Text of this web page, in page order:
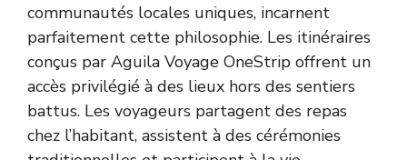
communautés locales uniques, incarnent
parfaitement cette philosophie. Les itinéraires
conçus par Aguila Voyage OneStrip offrent un
accès privilégié à des lieux hors des sentiers
battus. Les voyageurs partagent des repas
chez l’habitant, assistent à des cérémonies